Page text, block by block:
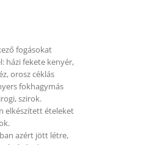
fogásokat
házi fekete kenyér,
orosz céklás
fokhagymás
szirok.
elkészített ételeket
azért jött létre,